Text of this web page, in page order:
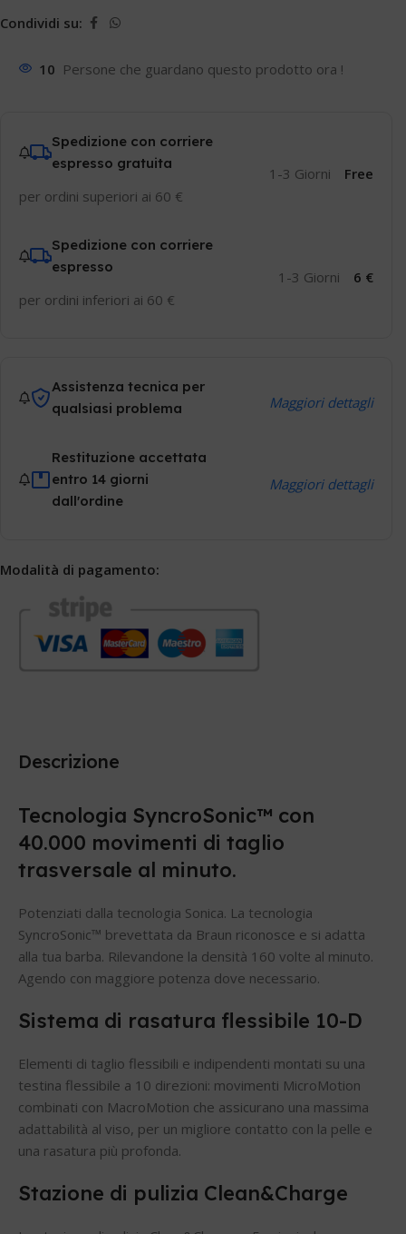
Condividi su:
10 Persone che guardano questo prodotto ora !
Spedizione con corriere
espresso gratuita
per ordini superiori ai 60 €
1-3 Giorni Free
Spedizione con corriere
espresso
per ordini inferiori ai 60 €
1-3 Giorni 6 €
Assistenza tecnica per
qualsiasi problema
Maggiori dettagli
Restituzione accettata
entro 14 giorni
dall'ordine
Maggiori dettagli
Modalità di pagamento:
Descrizione
Tecnologia SyncroSonic™ con
40.000 movimenti di taglio
trasversale al minuto.
Potenziati dalla tecnologia Sonica. La tecnologia
SyncroSonic™ brevettata da Braun riconosce e si adatta
alla tua barba. Rilevandone la densità 160 volte al minuto.
Agendo con maggiore potenza dove necessario.
Sistema di rasatura flessibile 10-D
Elementi di taglio flessibili e indipendenti montati su una
testina flessibile a 10 direzioni: movimenti MicroMotion
combinati con MacroMotion che assicurano una massima
adattabilità al viso, per un migliore contatto con la pelle e
una rasatura più profonda.
Stazione di pulizia Clean&Charge